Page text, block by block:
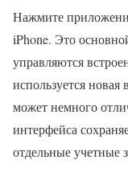
Нажмите
iPhone. Это
управляются
используется
может немного
интерфейса
отдельные